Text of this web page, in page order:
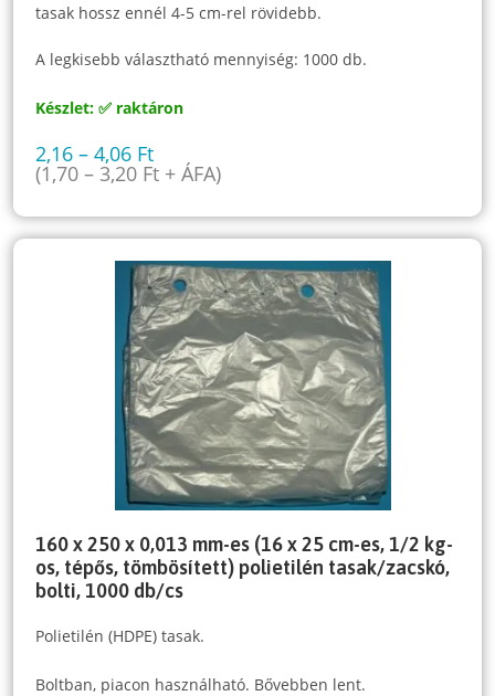
tasak hossz ennél 4-5 cm-rel rövidebb.
A legkisebb választható mennyiség: 1000 db.
Készlet: ✅ raktáron
2,16–4,06 Ft
(1,70– 3,20 Ft + ÁFA)
160 x 250 x 0,013 mm-es (16 x 25 cm-es, 1/2 kg-
os, tépős, tömbösített) polietilén tasak/zacskó,
bolti, 1000 db/cs
Polietilén (HDPE) tasak.
Boltban, piacon használható. Bővebben lent.